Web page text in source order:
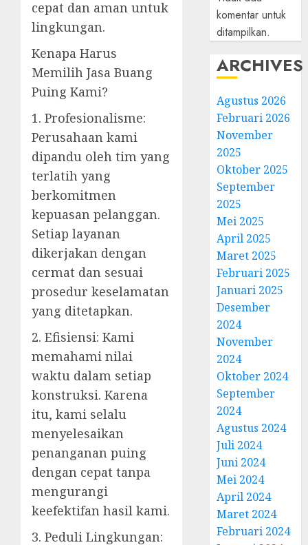
cepat dan aman untuk
lingkungan.
Kenapa Harus
Memilih Jasa Buang
Puing Kami?
1. Profesionalisme:
Perusahaan kami
dipandu oleh tim yang
terlatih yang
berkomitmen
kepuasan pelanggan.
Setiap layanan
dikerjakan dengan
cermat dan sesuai
prosedur keselamatan
yang ditetapkan.
2. Efisiensi: Kami
memahami nilai
waktu dalam setiap
konstruksi. Karena
itu, kami selalu
menyelesaikan
penanganan puing
dengan cepat tanpa
mengurangi
keefektifan hasil kami.
3. Peduli Lingkungan:
komentar untuk
ditampilkan.
ARCHIVES
Agustus 2026
Februari 2026
November
2025
Oktober 2025
September
2025
Mei 2025
April 2025
Maret 2025
Februari 2025
Januari 2025
Desember
2024
November
2024
Oktober 2024
September
2024
Agustus 2024
Juli 2024
Juni 2024
Mei 2024
April 2024
Maret 2024
Februari 2024